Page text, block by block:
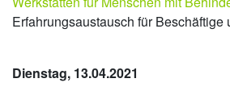
Erfahrungsaustausch für Beschäftige
Dienstag, 13.04.2021